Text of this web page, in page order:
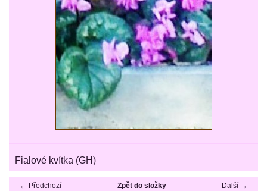
Fialové kvítka (GH)
← Předchozí Další →
Zpět do složky